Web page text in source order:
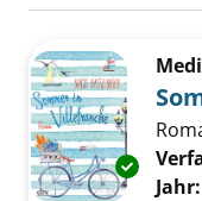
Zu den Suchfiltern
Jahr: